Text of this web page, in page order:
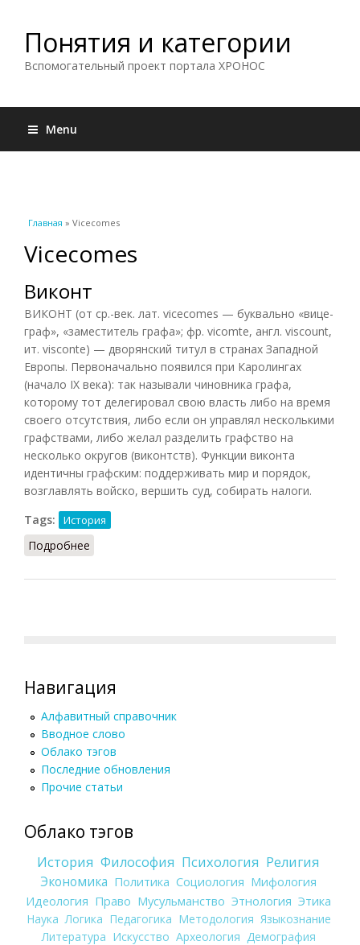
Понятия и категории
Вспомогательный проект портала ХРОНОС
Menu
Вы здесь
Главная » Vicecomes
Vicecomes
Виконт
ВИКОНТ (от ср.-век. лат. vicecomes — буквально «вице-
граф», «заместитель графа»; фр. vicomte, англ. viscount,
ит. visconte) — дворянский титул в странах Западной
Европы. Первоначально появился при Каролингах
(начало IX века): так называли чиновника графа,
которому тот делегировал свою власть либо на время
своего отсутствия, либо если он управлял несколькими
графствами, либо желал разделить графство на
несколько округов (виконтств). Функции виконта
идентичны графским: поддерживать мир и порядок,
возглавлять войско, вершить суд, собирать налоги.
Tags:
История
Подробнее
Навигация
Алфавитный справочник
Вводное слово
Облако тэгов
Последние обновления
Прочие статьи
Облако тэгов
История Философия Психология Религия
Экономика Политика Социология Мифология
Идеология Право Мусульманство Этнология Этика
Наука Логика Педагогика Методология Языкознание
Литература Искусство Археология Демография